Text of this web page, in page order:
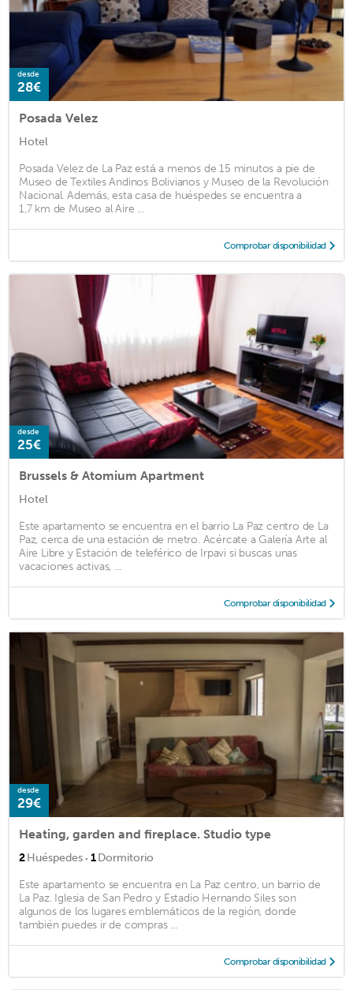
desde
28€
Posada Velez
Hotel
Posada Velez de La Paz está a menos de 15 minutos a pie de
Museo de Textiles Andinos Bolivianos y Museo de la Revolución
Nacional. Además, esta casa de huéspedes se encuentra a
1,7 km de Museo al Aire ...
Comprobar disponibilidad
desde
25€
Brussels & Atomium Apartment
Hotel
Este apartamento se encuentra en el barrio La Paz centro de La
Paz, cerca de una estación de metro. Acércate a Galería Arte al
Aire Libre y Estación de teleférico de Irpavi si buscas unas
vacaciones activas, ...
Comprobar disponibilidad
desde
29€
Heating, garden and fireplace. Studio type
2Huéspedes · 1Dormitorio
Este apartamento se encuentra en La Paz centro, un barrio de
La Paz. Iglesia de San Pedro y Estadio Hernando Siles son
algunos de los lugares emblemáticos de la región, donde
también puedes ir de compras ...
Comprobar disponibilidad